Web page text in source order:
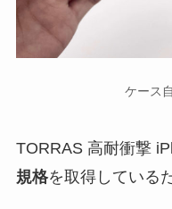
ケース
TORRAS 高耐衝撃
規格を取得している